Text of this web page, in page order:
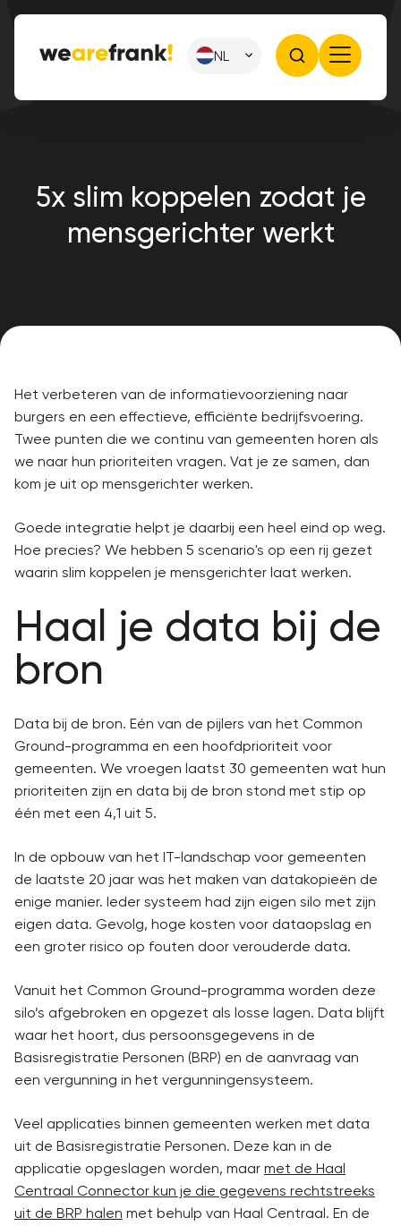
NL
5x slim koppelen zodat je
mensgerichter werkt
Het verbeteren van de informatievoorziening naar
burgers en een effectieve, efficiënte bedrijfsvoering.
Twee punten die we continu van gemeenten horen als
we naar hun prioriteiten vragen. Vat je ze samen, dan
kom je uit op mensgerichter werken.
Goede integratie helpt je daarbij een heel eind op weg.
Hoe precies? We hebben 5 scenario's op een rij gezet
waarin slim koppelen je mensgerichter laat werken.
Haal je data bij de
bron
Data bij de bron. Eén van de pijlers van het Common
Ground-programma en een hoofdprioriteit voor
gemeenten. We vroegen laatst 30 gemeenten wat hun
prioriteiten zijn en data bij de bron stond met stip op
één met een 4,1 uit 5.
In de opbouw van het IT-landschap voor gemeenten
de laatste 20 jaar was het maken van datakopieën de
enige manier. Ieder systeem had zijn eigen silo met zijn
eigen data. Gevolg, hoge kosten voor dataopslag en
een groter risico op fouten door verouderde data.
Vanuit het Common Ground-programma worden deze
silo’s afgebroken en opgezet als losse lagen. Data blijft
waar het hoort, dus persoonsgegevens in de
Basisregistratie Personen (BRP) en de aanvraag van
een vergunning in het vergunningensysteem.
Veel applicaties binnen gemeenten werken met data
uit de Basisregistratie Personen. Deze kan in de
applicatie opgeslagen worden, maar met de Haal
Centraal Connector kun je die gegevens rechtstreeks
uit de BRP halen met behulp van Haal Centraal. En de